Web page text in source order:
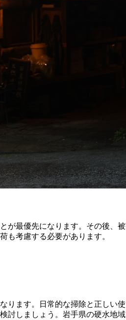
が最優先になります。その後
も考慮する必要があります。
ります。日常的な掃除と正し
しましょう。岩手県の硬水地